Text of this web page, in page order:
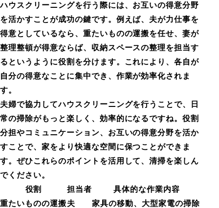
ハウスクリーニングを行う際には、お互いの得意分野
を活かすことが成功の鍵です。例えば、夫が力仕事を
得意としているなら、重たいものの運搬を任せ、妻が
整理整頓が得意ならば、収納スペースの整理を担当す
るというように役割を分けます。これにより、各自が
自分の得意なことに集中でき、作業が効率化されま
す。
夫婦で協力してハウスクリーニングを行うことで、日
常の掃除がもっと楽しく、効率的になるですね。役割
分担やコミュニケーション、お互いの得意分野を活か
すことで、家をより快適な空間に保つことができま
す。ぜひこれらのポイントを活用して、清掃を楽しん
でください。
役割
担当者
具体的な作業内容
重たいものの運搬夫
家具の移動、大型家電の掃除